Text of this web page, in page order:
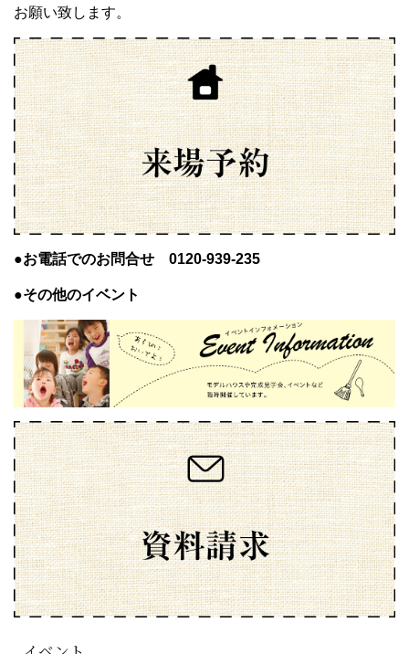
お願い致します。
●お電話でのお問合せ 0120-939-235
●その他のイベント